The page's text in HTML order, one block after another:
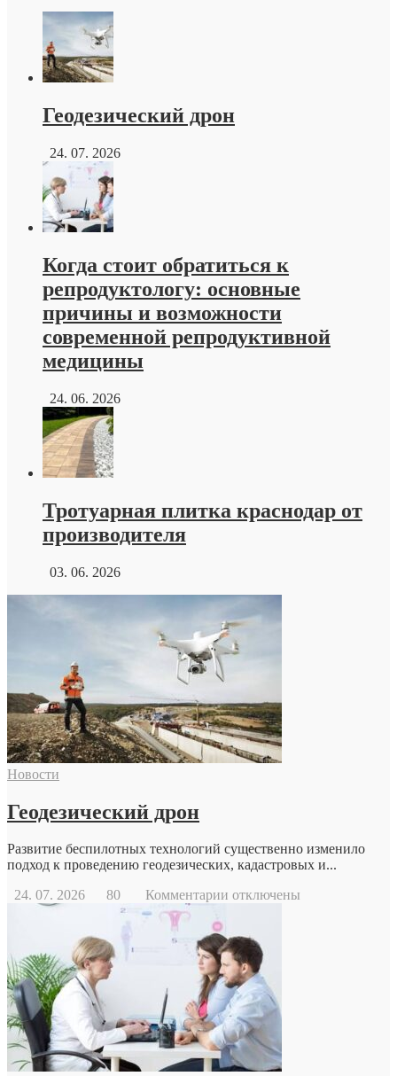
Геодезический дрон
24. 07. 2026
Когда стоит обратиться к
репродуктологу: основные
причины и возможности
современной репродуктивной
медицины
24. 06. 2026
Тротуарная плитка краснодар от
производителя
03. 06. 2026
Новости
Геодезический дрон
Развитие беспилотных технологий существенно изменило
подход к проведению геодезических, кадастровых и...
24. 07. 2026
80 Комментарии к
дрон
отключены